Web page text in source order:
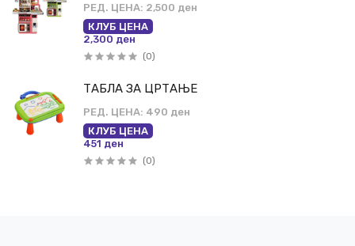
РЕД. ЦЕНА: 2,500 ден
КЛУБ ЦЕНА
2,300 ден
(0)
ТАБЛА ЗА ЦРТАЊЕ
РЕД. ЦЕНА: 490 ден
КЛУБ ЦЕНА
451 ден
(0)